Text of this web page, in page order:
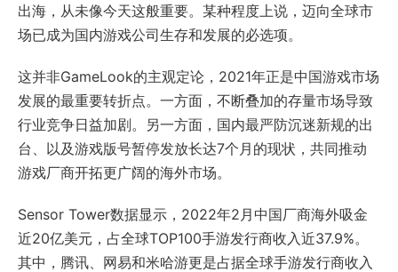
出海，从未像今天这般重要。某种程度上说，迈向全球市
场已成为国内游戏公司生存和发展的必选项。
这并非GameLook的主观定论，2021年正是中国游戏市场
发展的最重要转折点。一方面，不断叠加的存量市场导致
行业竞争日益加剧。另一方面，国内最严防沉迷新规的出
台、以及游戏版号暂停发放长达7个月的现状，共同推动
游戏厂商开拓更广阔的海外市场。
Sensor Tower数据显示，2022年2月中国厂商海外吸金
近20亿美元，占全球TOP100手游发行商收入近37.9%。
其中，腾讯、网易和米哈游更是占据全球手游发行商收入